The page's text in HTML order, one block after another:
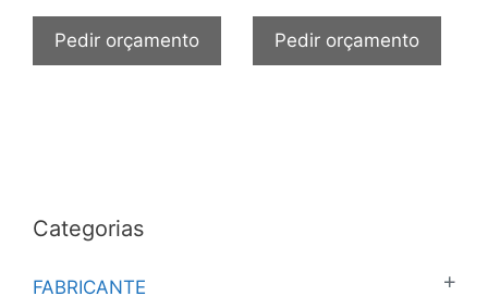
Pedir orçamento Pedir orçamento
Categorias
FABRICANTE